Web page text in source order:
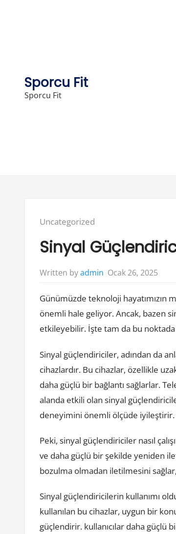
Sporcu Fit
Sporcu Fit
Posted
Uncategorized
Sinyal
Written byadmin Ocak 26, 2025
Günümüzde teknoloji hayatımızın
önemli hale geliyor. Ancak, bazen
etkileyebilir. İşte tam da bu
Sinyal güçlendiriciler, adından da
cihazlardır. Bu cihazlar, özellikle
daha güçlü bir bağlantı sağlarlar.
alanda etkili olan sinyal
deneyimini önemli ölçüde iyileştirir.
Peki, sinyal güçlendiriciler nasıl
ve daha güçlü bir şekilde yeniden
bozulma olmadan iletilmesini
Sinyal güçlendiricilerin kullanımı
kullanılan bu cihazlar, uygun bir
güçlendirir. kullanıcılar daha güçlü